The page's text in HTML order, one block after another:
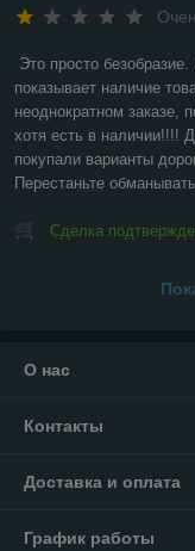
Это просто
показывает наличие
неоднократном заказе,
хотя есть в наличии!!!!
покупали варианты
Перестаньте
Сделка
О нас
Контакты
Доставка и оплата
График работы